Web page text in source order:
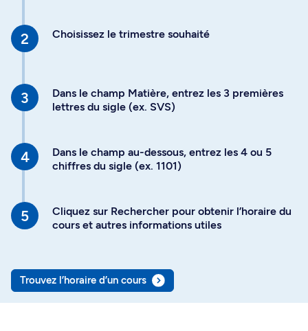
Choisissez le trimestre souhaité
Dans le champ Matière, entrez les 3 premières
lettres du sigle (ex. SVS)
Dans le champ au-dessous, entrez les 4 ou 5
chiffres du sigle (ex. 1101)
Cliquez sur Rechercher pour obtenir l’horaire du
cours et autres informations utiles
Trouvez l’horaire d’un cours